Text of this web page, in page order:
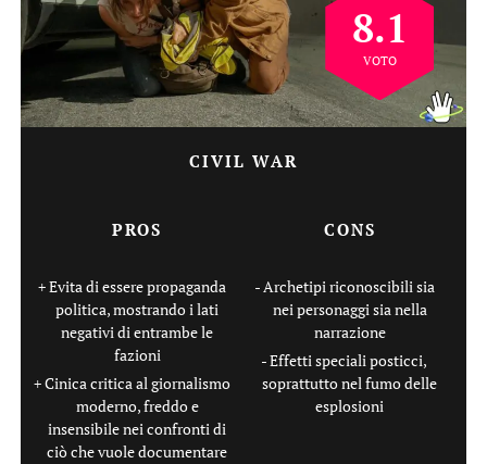
CIVIL WAR
PROS
Evita di essere propaganda
politica, mostrando i lati
negativi di entrambe le
fazioni
Cinica critica al giornalismo
moderno, freddo e
insensibile nei confronti di
ciò che vuole documentare
CONS
Archetipi riconoscibili sia
nei personaggi sia nella
narrazione
Effetti speciali posticci,
soprattutto nel fumo delle
esplosioni
8.1
VOTO